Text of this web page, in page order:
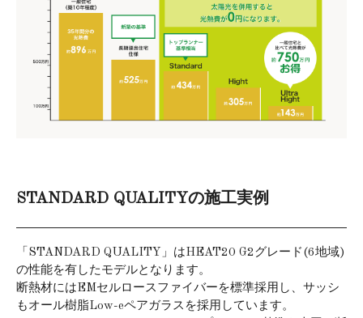
STANDARD QUALITYの施工実例
「STANDARD QUALITY」はHEAT20 G2グレード(6地域)
の性能を有したモデルとなります。
断熱材にはEMセルロースファイバーを標準採用し、サッシ
もオール樹脂Low-eペアガラスを採用しています。